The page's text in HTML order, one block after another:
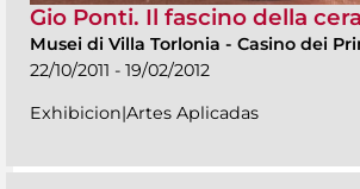
Gio Ponti. Il fascino della
Musei di Villa Torlonia - Casino dei
22/10/2011 - 19/02/2012
Exhibicion|Artes Aplicadas